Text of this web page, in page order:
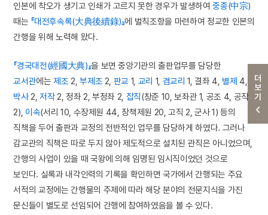
더보기
인본에 착오가 생기고 인쇄가 고르지 못한 경우가 발생하여중종(中宗)
때는 『대전후속록(大典後續錄)』에 벌칙조항을 마련하여 정교한 인본의
간행을 위해 노력해 왔다.
『경국대전(經國大典)』을 보면 중앙기관의 출판업무를 담당한
교서관에는제조 2,부제조 2, 판교 1, 교리 1, 겸교리 1, 결좌 4, 별제 4,
박사2,저작2, 정좌 2, 부정좌 2, 잡직(창준 10, 보좌관 1, 공조 4, 공작
2), 이속(서리 10, 수장제원 44, 장책제원 20, 고직 2, 군사 1) 등의
직책을 두어 출판과 교정의 전반적인 업무를 담당하게 하였다. 그러나
감교관의 직책은 따로 두지 않아 제도적으로 설치된 관직은 아니었으며,
간행의 사업이 있을 때 국왕에 의해 임명된 임시직이었던 것으로
보인다. 실록과 내각인력의 기록을 확인하면 국가에서 간행되는 주요
서적의 교정에는 간행물의 주제에 따라 해당 분야의 전문지식을 가진
문신들이 별도로 선임되어 간행에 참여하였음을 볼 수 있다.